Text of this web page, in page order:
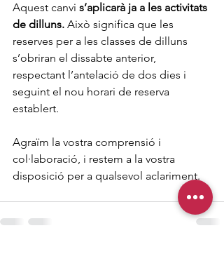
Aquest canvi s’aplicarà ja a les activitats
de dilluns. Això significa que les
reserves per a les classes de dilluns
s’obriran el dissabte anterior,
respectant l’antelació de dos dies i
seguint el nou horari de reserva
establert.
Agraïm la vostra comprensió i
col·laboració, i restem a la vostra
disposició per a qualsevol aclariment.